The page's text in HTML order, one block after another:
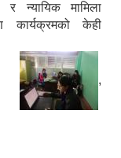
र न्यायिक मामिला
कार्यक्रमको केही
,